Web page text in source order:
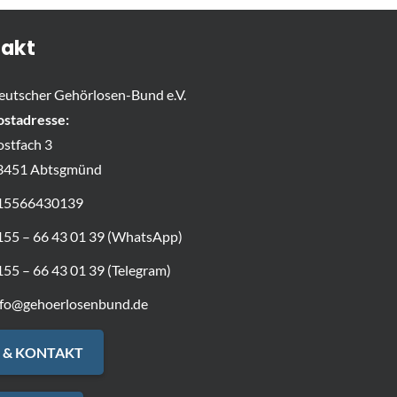
Gehörlosen-Bund e.V.
3
Abtsgmünd
– 66 43 01 39 (WhatsApp)
– 66 43 01 39 (Telegram)
& KONTAKT